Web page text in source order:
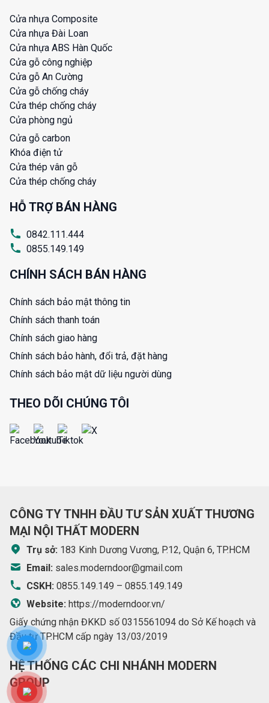
Cửa nhựa Composite
Cửa nhựa Đài Loan
Cửa nhựa ABS Hàn Quốc
Cửa gỗ công nghiệp
Cửa gỗ An Cường
Cửa gỗ chống cháy
Cửa thép chống cháy
Cửa phòng ngủ
Cửa gỗ carbon
Khóa điện tử
Cửa thép vân gỗ
Cửa thép chống cháy
HỖ TRỢ BÁN HÀNG
0842.111.444
0855.149.149
CHÍNH SÁCH BÁN HÀNG
Chính sách bảo mật thông tin
Chính sách thanh toán
Chính sách giao hàng
Chính sách bảo hành, đổi trả, đặt hàng
Chính sách bảo mật dữ liệu người dùng
THEO DÕI CHÚNG TÔI
CÔNG TY TNHH ĐẦU TƯ SẢN XUẤT THƯƠNG
MẠI NỘI THẤT MODERN
Trụ sở: 183 Kinh Dương Vương, P.12, Quận 6, TP.HCM
Email: sales.moderndoor@gmail.com
CSKH: 0855.149.149 – 0855.149.149
Website: https://moderndoor.vn/
Giấy chứng nhận ĐKKD số 0315561094 do Sở Kế hoạch và
Đầu tư TP.HCM cấp ngày 13/03/2019
HỆ THỐNG CÁC CHI NHÁNH MODERN
GROUP